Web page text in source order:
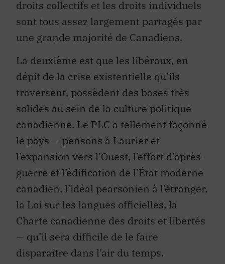
droits collectifs et les droits individuels
sont tous assez largement partagés par
une grande majorité de Canadiens.
La deuxième est que les libéraux, en
dépit de la crise existentielle qu’ils
traversent, possèdent des bases très
solides au sein de la culture politique
canadienne. Le PLC a tellement façonné
le pays — pensons à Laurier et
l’expansion vers l’Ouest, l’effort d’après-
guerre et l’édification de l’État moderne
canadien, l’idéal pearsonien à l’étranger,
la Loi sur les langues officielles, la
Charte canadienne des droits et libertés
— qu’il sera difficile de le faire
disparaître dans l’air du temps.